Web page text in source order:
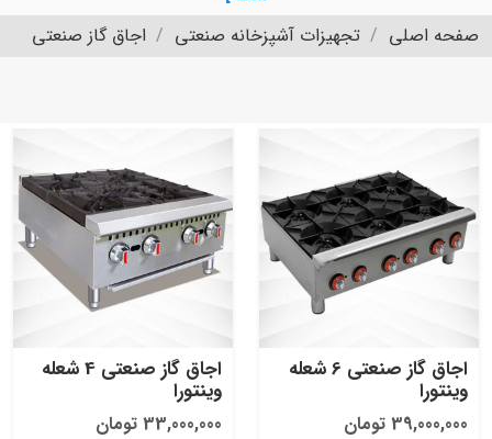
صفحه اصلی تجهیزات آشپزخانه صنعتی اجاق گاز صنعتی
اجاق گاز صنعتی 6 شعله
وینتورا
39,000,000 تومان
اجاق گاز صنعتی 4 شعله
وینتورا
33,000,000 تومان